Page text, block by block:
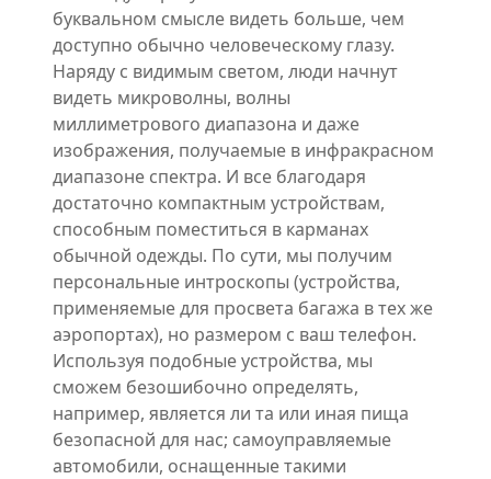
буквальном смысле видеть больше, чем
доступно обычно человеческому глазу.
Наряду с видимым светом, люди начнут
видеть микроволны, волны
миллиметрового диапазона и даже
изображения, получаемые в инфракрасном
диапазоне спектра. И все благодаря
достаточно компактным устройствам,
способным поместиться в карманах
обычной одежды. По сути, мы получим
персональные интроскопы (устройства,
применяемые для просвета багажа в тех же
аэропортах), но размером с ваш телефон.
Используя подобные устройства, мы
сможем безошибочно определять,
например, является ли та или иная пища
безопасной для нас; самоуправляемые
автомобили, оснащенные такими